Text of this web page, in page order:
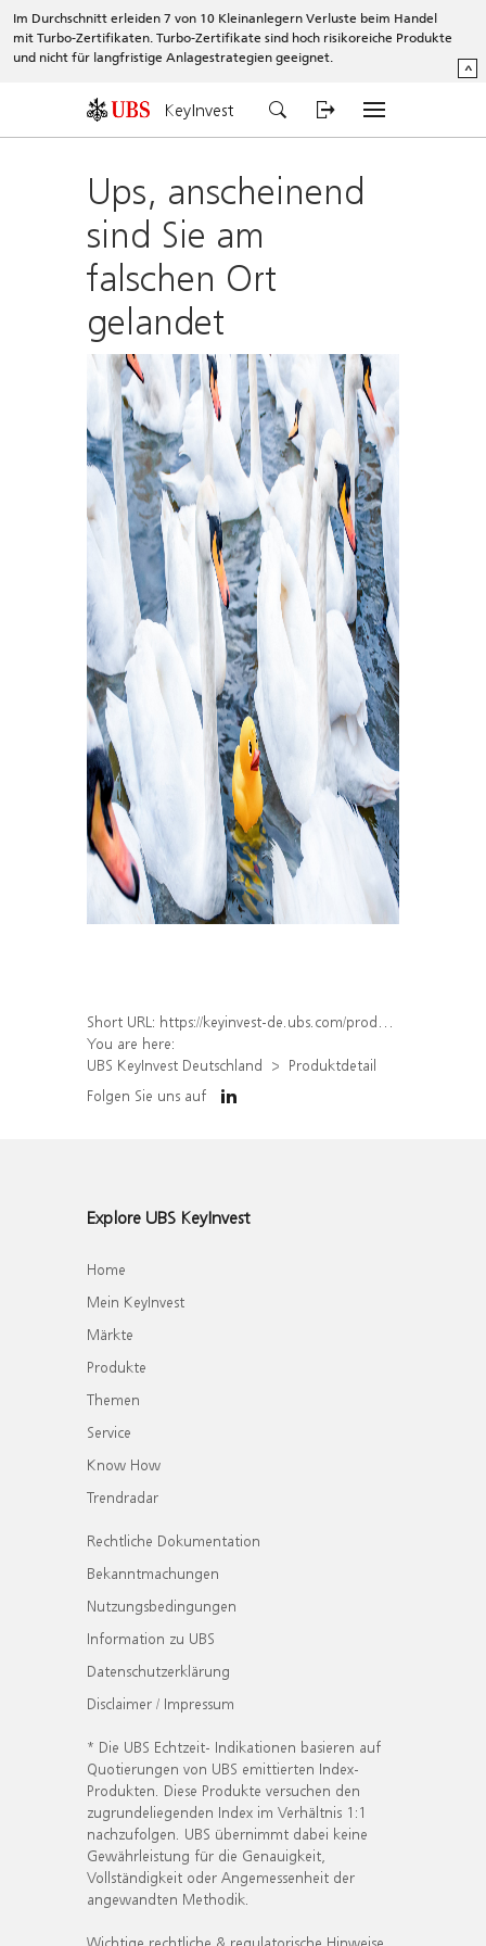
Im Durchschnitt erleiden 7 von 10 Kleinanlegern Verluste beim Handel
mit Turbo-Zertifikaten. Turbo-Zertifikate sind hoch risikoreiche Produkte
und nicht für langfristige Anlagestrategien geeignet.
^
KeyInvest
Ups, anscheinend
sind Sie am
falschen Ort
gelandet
Short URL: https://keyinvest-de.ubs.com/produkt/detail/index/isin/DE000WA4RD27
You are here:
UBS KeyInvest Deutschland
Produktdetail
Folgen Sie uns auf
Explore UBS KeyInvest
Home
Mein KeyInvest
Märkte
Produkte
Themen
Service
Know How
Trendradar
Rechtliche Dokumentation
Bekanntmachungen
Nutzungsbedingungen
Information zu UBS
Datenschutzerklärung
Disclaimer / Impressum
* Die UBS Echtzeit- Indikationen basieren auf
Quotierungen von UBS emittierten Index-
Produkten. Diese Produkte versuchen den
zugrundeliegenden Index im Verhältnis 1:1
nachzufolgen. UBS übernimmt dabei keine
Gewährleistung für die Genauigkeit,
Vollständigkeit oder Angemessenheit der
angewandten Methodik.